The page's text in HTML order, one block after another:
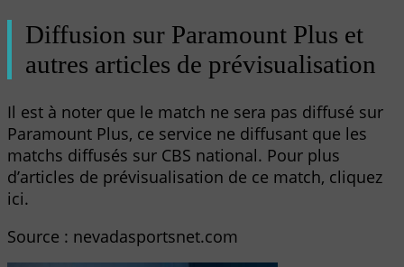
Diffusion sur Paramount Plus et
autres articles de prévisualisation
Il est à noter que le match ne sera pas diffusé sur
Paramount Plus, ce service ne diffusant que les
matchs diffusés sur CBS national. Pour plus
d’articles de prévisualisation de ce match, cliquez
ici.
Source : nevadasportsnet.com